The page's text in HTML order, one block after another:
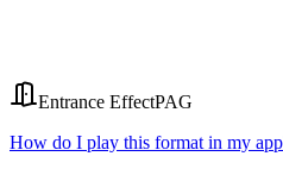
Entrance EffectPAG
How do I play this format in my